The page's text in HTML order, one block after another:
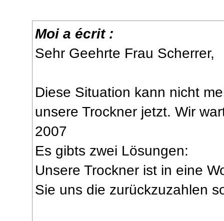
Moi a écrit :
Sehr Geehrte Frau Scherrer,
Diese Situation kann nicht
unsere Trockner jetzt. Wir
2007
Es gibts zwei Lösungen:
Unsere Trockner ist in eine
Sie uns die zurückzuzahlen